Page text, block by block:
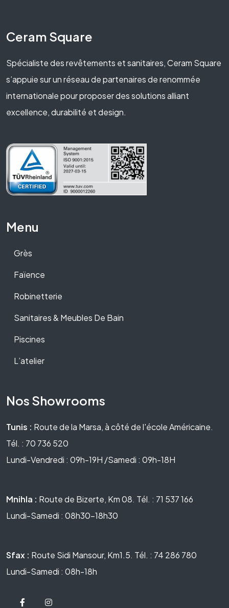
Ceram Square
Spécialiste des revêtements et sanitaires, Ceram Square
s’appuie sur un réseau de partenaires de renommée
internationale pour proposer des solutions alliant
excellence, durabilité et design.
Menu
Grès
Faïence
Robinetterie
Sanitaires & Meubles De Bain
Piscines
L’atelier
Nos Showrooms
Tunis : Route de la Marsa, à côté de l'école Américaine.
Tél. : 70 736 520
Lundi-Vendredi : 09h-19H /Samedi : 09h-18H
Mnihla : Route de Bizerte, Km 08. Tél. : 71 537 166
Lundi-Samedi : 08h30-18h30
Sfax : Route Sidi Mansour, Km1.5. Tél. : 74 286 780
Lundi-Samedi : 08h-18h